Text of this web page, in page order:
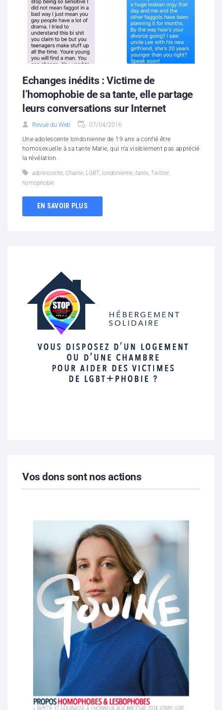
Partenaires
Contacts
Hébergement solidaire
Echanges inédits : Victime de
l’‪‎homophobie‬ de sa tante, elle partage
leurs conversations sur Internet
Revue du Web 07/04/2016
Une adolescente londonienne de 19 ans a confié être
homosexuelle à sa tante Marie, qui n'a visiblement pas apprécié
la révélation.
adolescente Charlie LGBT, londonienne tante Twitter
‪‎homophobie‬
EN SAVOIR PLUS
Vos dons sont nos actions